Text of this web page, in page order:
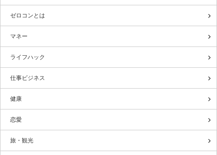
ゼロコンとは
マネー
ライフハック
仕事ビジネス
健康
恋愛
旅・観光